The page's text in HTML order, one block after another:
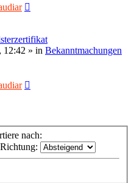
12:42 » in Bekanntmachungen
nach:
Richtung: